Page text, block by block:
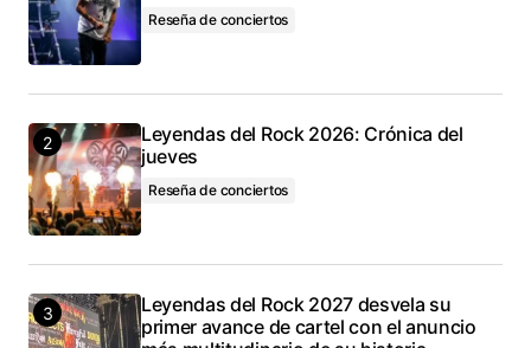
Reseña de conciertos
Leyendas del Rock 2026: Crónica del
jueves
Reseña de conciertos
Leyendas del Rock 2027 desvela su
primer avance de cartel con el anuncio